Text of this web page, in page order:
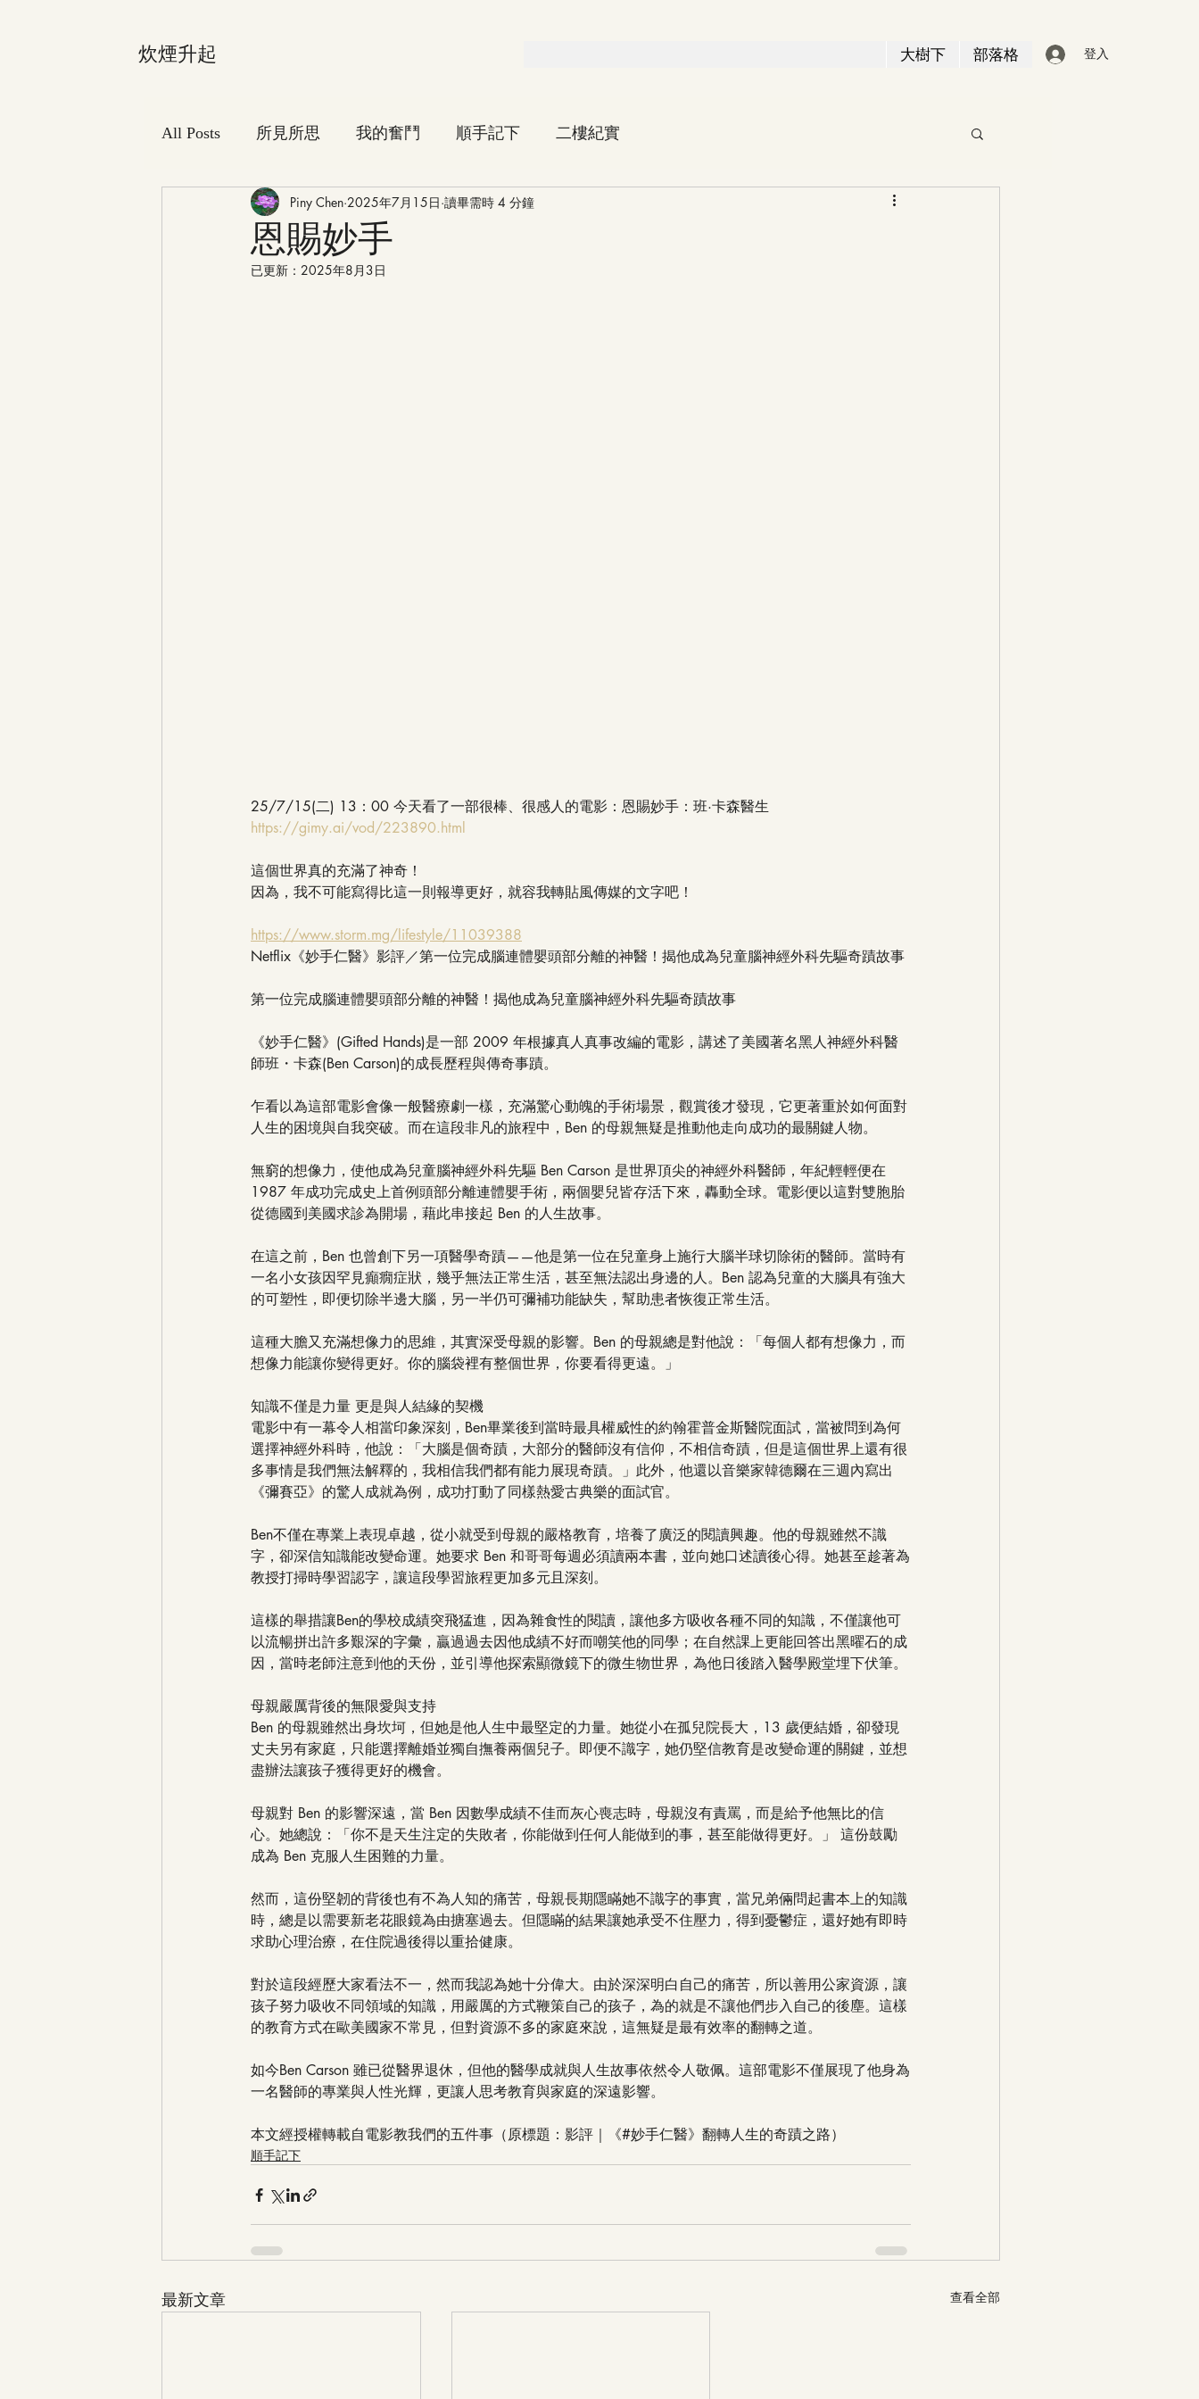
炊煙升起 大樹下 部落格 登入
All Posts 所見所思 我的奮鬥 順手記下 二樓紀實
恩賜妙手
Piny Chen 2025年7月15日 讀畢需時 4 分鐘
已更新： 2025年8月3日
25/7/15(二) 13：00 今天看了一部很棒、很感人的電影：恩賜妙手：班·卡森醫生
https://gimy.ai/vod/223890.html
這個世界真的充滿了神奇！
因為，我不可能寫得比這一則報導更好，就容我轉貼風傳媒的文字吧！
https://www.storm.mg/lifestyle/11039388
Netflix《妙手仁醫》影評／第一位完成腦連體嬰頭部分離的神醫！揭他成為兒童腦神經外科先驅奇蹟故事
第一位完成腦連體嬰頭部分離的神醫！揭他成為兒童腦神經外科先驅奇蹟故事
《妙手仁醫》(Gifted Hands)是一部 2009 年根據真人真事改編的電影，講述了美國著名黑人神經外科醫
師班・卡森(Ben Carson)的成長歷程與傳奇事蹟。
乍看以為這部電影會像一般醫療劇一樣，充滿驚心動魄的手術場景，觀賞後才發現，它更著重於如何面對
人生的困境與自我突破。而在這段非凡的旅程中，Ben 的母親無疑是推動他走向成功的最關鍵人物。
無窮的想像力，使他成為兒童腦神經外科先驅 Ben Carson 是世界頂尖的神經外科醫師，年紀輕輕便在
1987 年成功完成史上首例頭部分離連體嬰手術，兩個嬰兒皆存活下來，轟動全球。電影便以這對雙胞胎
從德國到美國求診為開場，藉此串接起 Ben 的人生故事。
在這之前，Ben 也曾創下另一項醫學奇蹟——他是第一位在兒童身上施行大腦半球切除術的醫師。當時有
一名小女孩因罕見癲癇症狀，幾乎無法正常生活，甚至無法認出身邊的人。Ben 認為兒童的大腦具有強大
的可塑性，即便切除半邊大腦，另一半仍可彌補功能缺失，幫助患者恢復正常生活。
這種大膽又充滿想像力的思維，其實深受母親的影響。Ben 的母親總是對他說：「每個人都有想像力，而
想像力能讓你變得更好。你的腦袋裡有整個世界，你要看得更遠。」
知識不僅是力量 更是與人結緣的契機
電影中有一幕令人相當印象深刻，Ben畢業後到當時最具權威性的約翰霍普金斯醫院面試，當被問到為何
選擇神經外科時，他說：「大腦是個奇蹟，大部分的醫師沒有信仰，不相信奇蹟，但是這個世界上還有很
多事情是我們無法解釋的，我相信我們都有能力展現奇蹟。」此外，他還以音樂家韓德爾在三週內寫出
《彌賽亞》的驚人成就為例，成功打動了同樣熱愛古典樂的面試官。
Ben不僅在專業上表現卓越，從小就受到母親的嚴格教育，培養了廣泛的閱讀興趣。他的母親雖然不識
字，卻深信知識能改變命運。她要求 Ben 和哥哥每週必須讀兩本書，並向她口述讀後心得。她甚至趁著為
教授打掃時學習認字，讓這段學習旅程更加多元且深刻。
這樣的舉措讓Ben的學校成績突飛猛進，因為雜食性的閱讀，讓他多方吸收各種不同的知識，不僅讓他可
以流暢拼出許多艱深的字彙，贏過過去因他成績不好而嘲笑他的同學；在自然課上更能回答出黑曜石的成
因，當時老師注意到他的天份，並引導他探索顯微鏡下的微生物世界，為他日後踏入醫學殿堂埋下伏筆。
母親嚴厲背後的無限愛與支持
Ben 的母親雖然出身坎坷，但她是他人生中最堅定的力量。她從小在孤兒院長大，13 歲便結婚，卻發現
丈夫另有家庭，只能選擇離婚並獨自撫養兩個兒子。即便不識字，她仍堅信教育是改變命運的關鍵，並想
盡辦法讓孩子獲得更好的機會。
母親對 Ben 的影響深遠，當 Ben 因數學成績不佳而灰心喪志時，母親沒有責罵，而是給予他無比的信
心。她總說：「你不是天生注定的失敗者，你能做到任何人能做到的事，甚至能做得更好。」 這份鼓勵
成為 Ben 克服人生困難的力量。
然而，這份堅韌的背後也有不為人知的痛苦，母親長期隱瞞她不識字的事實，當兄弟倆問起書本上的知識
時，總是以需要新老花眼鏡為由搪塞過去。但隱瞞的結果讓她承受不住壓力，得到憂鬱症，還好她有即時
求助心理治療，在住院過後得以重拾健康。
對於這段經歷大家看法不一，然而我認為她十分偉大。由於深深明白自己的痛苦，所以善用公家資源，讓
孩子努力吸收不同領域的知識，用嚴厲的方式鞭策自己的孩子，為的就是不讓他們步入自己的後塵。這樣
的教育方式在歐美國家不常見，但對資源不多的家庭來說，這無疑是最有效率的翻轉之道。
如今Ben Carson 雖已從醫界退休，但他的醫學成就與人生故事依然令人敬佩。這部電影不僅展現了他身為
一名醫師的專業與人性光輝，更讓人思考教育與家庭的深遠影響。
本文經授權轉載自電影教我們的五件事（原標題：影評｜《#妙手仁醫》翻轉人生的奇蹟之路）
順手記下
最新文章 查看全部